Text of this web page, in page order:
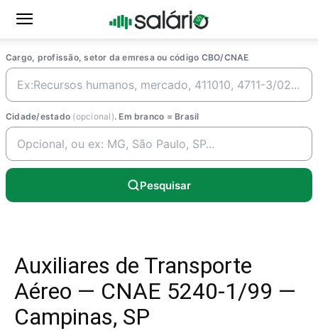
Cargo, profissão, setor da emresa ou código CBO/CNAE
Cidade/estado (opcional). Em branco = Brasil
Pesquisar
Auxiliares de Transporte
Aéreo — CNAE 5240-1/99 —
Campinas, SP